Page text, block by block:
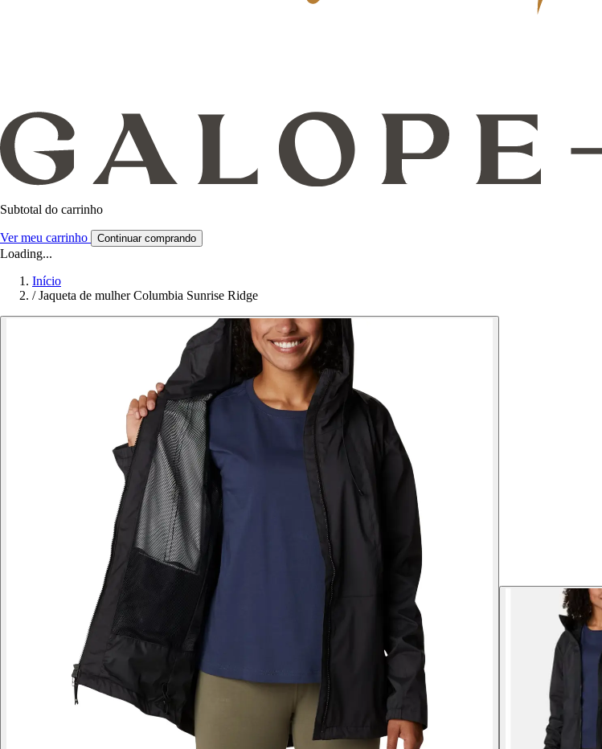
Subtotal do carrinho
Ver meu carrinho Continuar comprando
Loading...
Início
/ Jaqueta de mulher Columbia Sunrise Ridge